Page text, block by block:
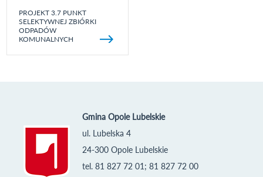
PROJEKT 3.7 PUNKT
SELEKTYWNEJ ZBIÓRKI
ODPADÓW
KOMUNALNYCH
Gmina Opole Lubelskie
ul. Lubelska 4
24-300 Opole Lubelskie
tel. 81 827 72 01; 81 827 72 00